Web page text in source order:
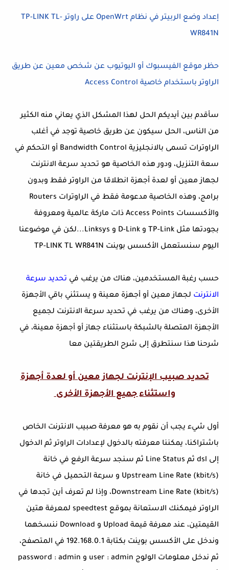
إعداد وضع الربيتر في نظام OpenWrt على راوتر TP-LINK TL-
WR841N
حظر موقع الفيسبوك أو اليوتيوب عن شخص معين عن طريق
الراوتر باستخدام خاصية Access Control
سأقدم بين أيديكم الحل لهذا المشكل الذي يعاني منه الكثير
من الناس، الحل سيكون عن طريق خاصية توجد في أغلب
الراوترات تسمى بالانجليزية Bandwidth Control أو التحكم في
سعة التنزيل، ودور هذه الخاصية هو تحديد سرعة الانترنت
لجهاز معين أو لعدة أجهزة انطلاقا من الراوتر فقط وبدون
برامج، وهذه الخاصية مدعومة فقط في الراوترات Routers
والأكسسات Access Points ذات ماركة عالمية ومعروفة
بجودتها مثل TP-Link و D-Link و Linksys...لكن في موضوعنا
اليوم سنستعمل الأكسس بوينت TP-LINK TL WR841N
حسب رغبة المستخدمين، هناك من يرغب في تحديد سرعة
الانترنت لجهاز معين أو أجهزة معينة و يستثني باقي الأجهزة
الأخرى، وهناك من يرغب في تحديد سرعة الانترنت لجميع
الأجهزة المتصلة بالشبكة باستثناء جهاز أو أجهزة معينة، في
شرحنا هذا سنتطرق إلى شرح الطريقتين معا
تحديد صبيب الإنترنت لجهاز معين أو لعدة أجهزة
واستثناء جميع الأجهزة الأخرى
أول شيء يجب أن نقوم به هو معرفة صبيب الانترنت الخاص
باشتراكنا، يمكننا معرفته بالدخول لإعدادات الراوتر ثم الدخول
إلى dsl ثم Line Status ثم سنجد سرعة الرفع في خانة
(Upstream Line Rate (kbit/s و سرعة التحميل في خانة
(Downstream Line Rate (kbit/s، وإذا لم تعرف أين تجدها في
الراوتر فيمكنك الاستعانة بموقع speedtest لمعرفة هتين
القيمتين، عند معرفة قيمة Upload و Download ننسخهما
وندخل على الأكسس بوينت بكتابة 192.168.0.1 في المتصفح،
ثم ندخل معلومات الولوج user : admin و password : admin